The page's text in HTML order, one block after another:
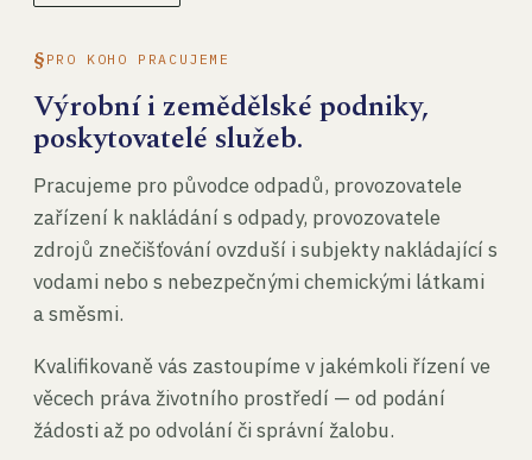
PRO KOHO PRACUJEME
Výrobní i zemědělské podniky,
poskytovatelé služeb.
Pracujeme pro původce odpadů, provozovatele
zařízení k nakládání s odpady, provozovatele
zdrojů znečišťování ovzduší i subjekty nakládající s
vodami nebo s nebezpečnými chemickými látkami
a směsmi.
Kvalifikovaně vás zastoupíme v jakémkoli řízení ve
věcech práva životního prostředí — od podání
žádosti až po odvolání či správní žalobu.